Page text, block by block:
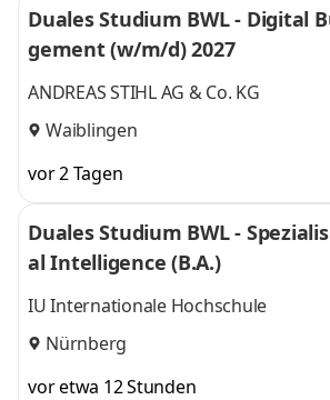
Duales Studium BWL - Digital
gement (w/m/d) 2027
ANDREAS STIHL AG & Co. KG
Waiblingen
vor 2 Tagen
Duales Studium BWL -
al Intelligence (B.A.)
IU Internationale Hochschule
Nürnberg
vor etwa 12 Stunden